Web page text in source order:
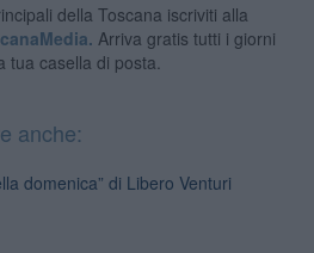
della Toscana iscriviti alla
Arriva gratis tutti i giorni
casella di posta.
anche:
domenica” di Libero Venturi